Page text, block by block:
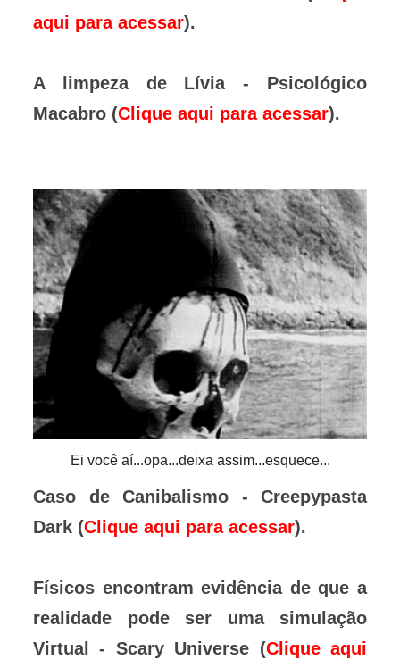
aqui para acessar).
A limpeza de Lívia - Psicológico
Macabro (Clique aqui para acessar).
Ei você aí...opa...deixa assim...esquece...
Caso de Canibalismo - Creepypasta
Dark (Clique aqui para acessar).
Físicos encontram evidência de que a
realidade pode ser uma simulação
Virtual - Scary Universe (Clique aqui